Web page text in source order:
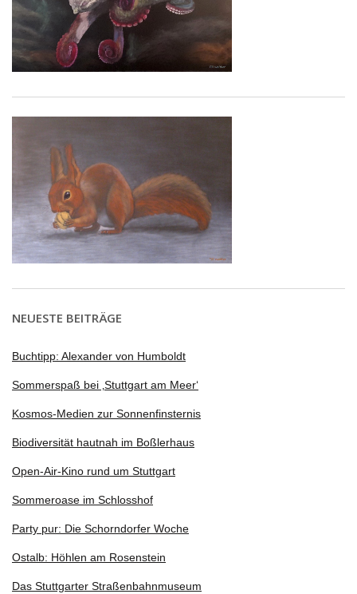
NEUESTE BEITRÄGE
Buchtipp: Alexander von Humboldt
Sommerspaß bei ‚Stuttgart am Meer‘
Kosmos-Medien zur Sonnenfinsternis
Biodiversität hautnah im Boßlerhaus
Open-Air-Kino rund um Stuttgart
Sommeroase im Schlosshof
Party pur: Die Schorndorfer Woche
Ostalb: Höhlen am Rosenstein
Das Stuttgarter Straßenbahnmuseum